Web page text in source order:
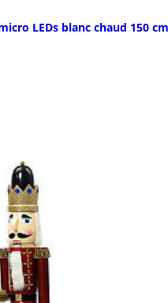
LEDs blanc chaud 150 cm